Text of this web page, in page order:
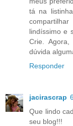
tá na
lindíssimo e
Crie.
dúvida
Responder
jacirascrap
Que lindo
seu blog!!!